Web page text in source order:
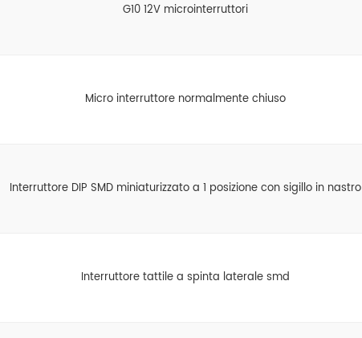
G10 12V microinterruttori
Micro interruttore normalmente chiuso
Interruttore DIP SMD miniaturizzato a 1 posizione con sigillo in nastro
Interruttore tattile a spinta laterale smd